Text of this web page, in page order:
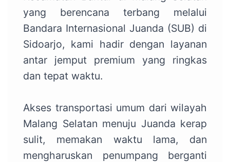
yang berencana terbang melalui
Bandara Internasional Juanda (SUB) di
Sidoarjo, kami hadir dengan layanan
antar jemput premium yang ringkas
dan tepat waktu.
Akses transportasi umum dari wilayah
Malang Selatan menuju Juanda kerap
sulit, memakan waktu lama, dan
mengharuskan penumpang berganti